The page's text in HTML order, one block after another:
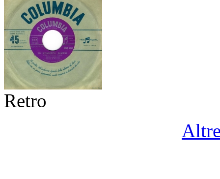
Retro